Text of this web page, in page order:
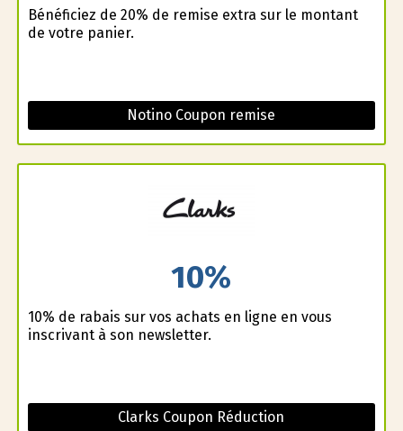
Bénéficiez de 20% de remise extra sur le montant
de votre panier.
Notino Coupon remise
10%
10% de rabais sur vos achats en ligne en vous
inscrivant à son newsletter.
Clarks Coupon Réduction